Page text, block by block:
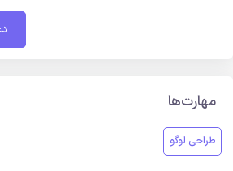
مهارت‌ها
طراحی لوگو